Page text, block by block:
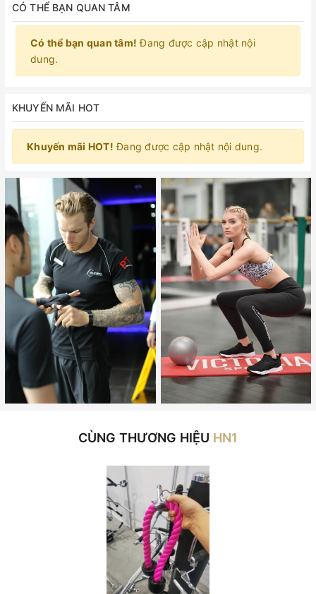
CÓ THỂ BẠN QUAN TÂM
Có thể bạn quan tâm! Đang được cập nhật nội
dung.
KHUYẾN MÃI HOT
Khuyến mãi HOT! Đang được cập nhật nội dung.
CÙNG THƯƠNG HIỆU HN1